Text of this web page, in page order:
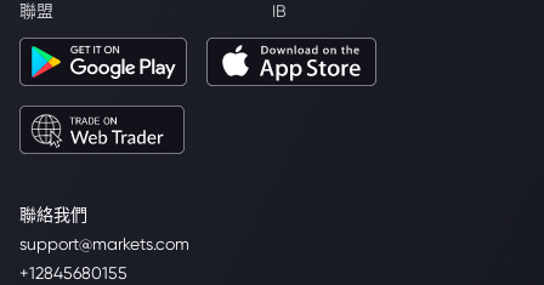
聯絡我們
support@markets.com
+12845680155
聯盟 IB